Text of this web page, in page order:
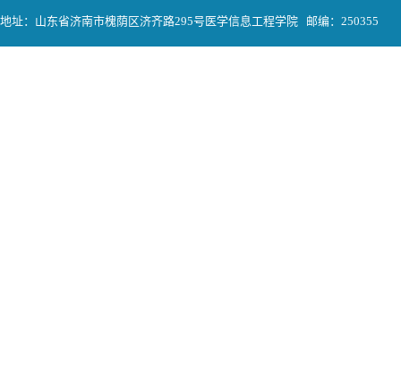
地址：山东省济南市槐荫区济齐路295号医学信息工程学院 邮编：250355